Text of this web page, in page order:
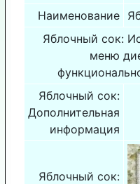
Наименование
Яблочный сок:
меню
Яблочный сок:
Дополнительная
информация
Яблочный сок: